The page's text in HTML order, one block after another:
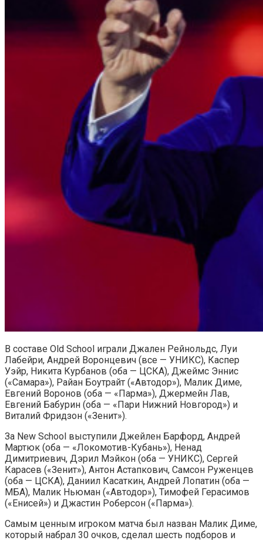
В составе Old School играли Джален Рейнольдс, Луи
Лабейри, Андрей Воронцевич (все — УНИКС), Каспер
Уэйр, Никита Курбанов (оба — ЦСКА), Джеймс Эннис
(«Самара»), Райан Боутрайт («Автодор»), Малик Диме,
Евгений Воронов (оба — «Парма»), Джермейн Лав,
Евгений Бабурин (оба — «Пари Нижний Новгород») и
Виталий Фридзон («Зенит»).
За New School выступили Джейлен Барфорд, Андрей
Мартюк (оба — «Локомотив-Кубань»), Ненад
Димитриевич, Дэрил Мэйкон (оба — УНИКС), Сергей
Карасев («Зенит»), Антон Астапкович, Самсон Руженцев
(оба — ЦСКА), Даниил Касаткин, Андрей Лопатин (оба —
МБА), Малик Ньюман («Автодор»), Тимофей Герасимов
(«Енисей») и Джастин Роберсон («Парма»).
Самым ценным игроком матча был назван Малик Диме,
который набрал 30 очков, сделал шесть подборов и